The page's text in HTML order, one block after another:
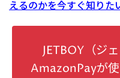
えるのかを今すぐ知りた
JETBOY（ジ
AmazonPayが